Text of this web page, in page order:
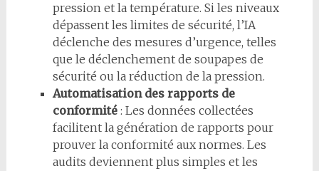
pression et la température. Si les niveaux
dépassent les limites de sécurité, l’IA
déclenche des mesures d’urgence, telles
que le déclenchement de soupapes de
sécurité ou la réduction de la pression.
Automatisation des rapports de
conformité: Les données collectées
facilitent la génération de rapports pour
prouver la conformité aux normes. Les
audits deviennent plus simples et les